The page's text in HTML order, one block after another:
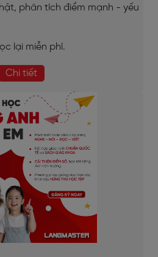
phân tích điểm mạnh - yếu
lại miễn phí.
Chi tiết